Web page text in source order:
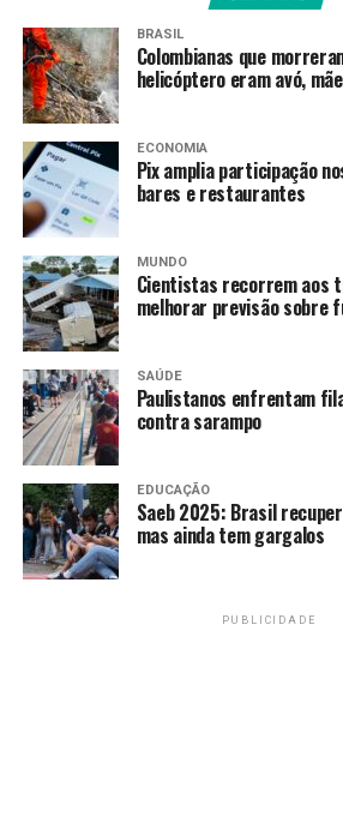
indevidos nos Correios
RECENTES
Mega-Sena não tem ganhadores e
R$ 11 milhões
Amarildo Mota
BRASIL
Colombianas que
helicóptero eram avó,
ECONOMIA
Pix amplia participação
bares e restaurantes
MUNDO
Cientistas recorrem aos
melhorar previsão sobre
SAÚDE
Paulistanos enfrentam
contra sarampo
EDUCAÇÃO
Saeb 2025: Brasil
mas ainda tem gargalos
PUBLICIDADE